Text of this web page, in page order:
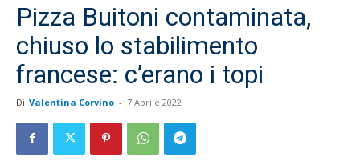
Pizza Buitoni contaminata,
chiuso lo stabilimento
francese: c’erano i topi
Di Valentina Corvino - 7 Aprile 2022